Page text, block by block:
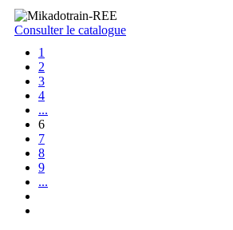
Consulter le catalogue
1
2
3
4
...
6
7
8
9
...